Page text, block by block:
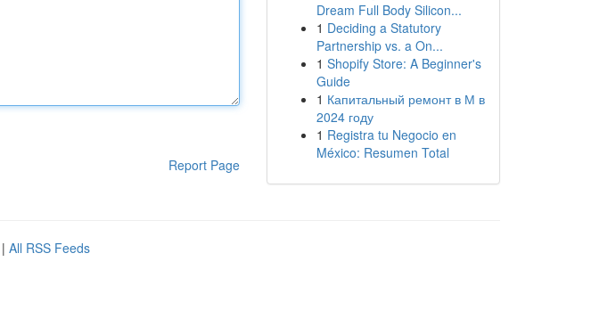
Report Page
Dream Full Body Silicon...
1 Deciding a Statutory
Partnership vs. a On...
1 Shopify Store: A Beginner's
Guide
1 Капитальный ремонт в М в
2024 году
1 Registra tu Negocio en
México: Resumen Total
| All RSS Feeds